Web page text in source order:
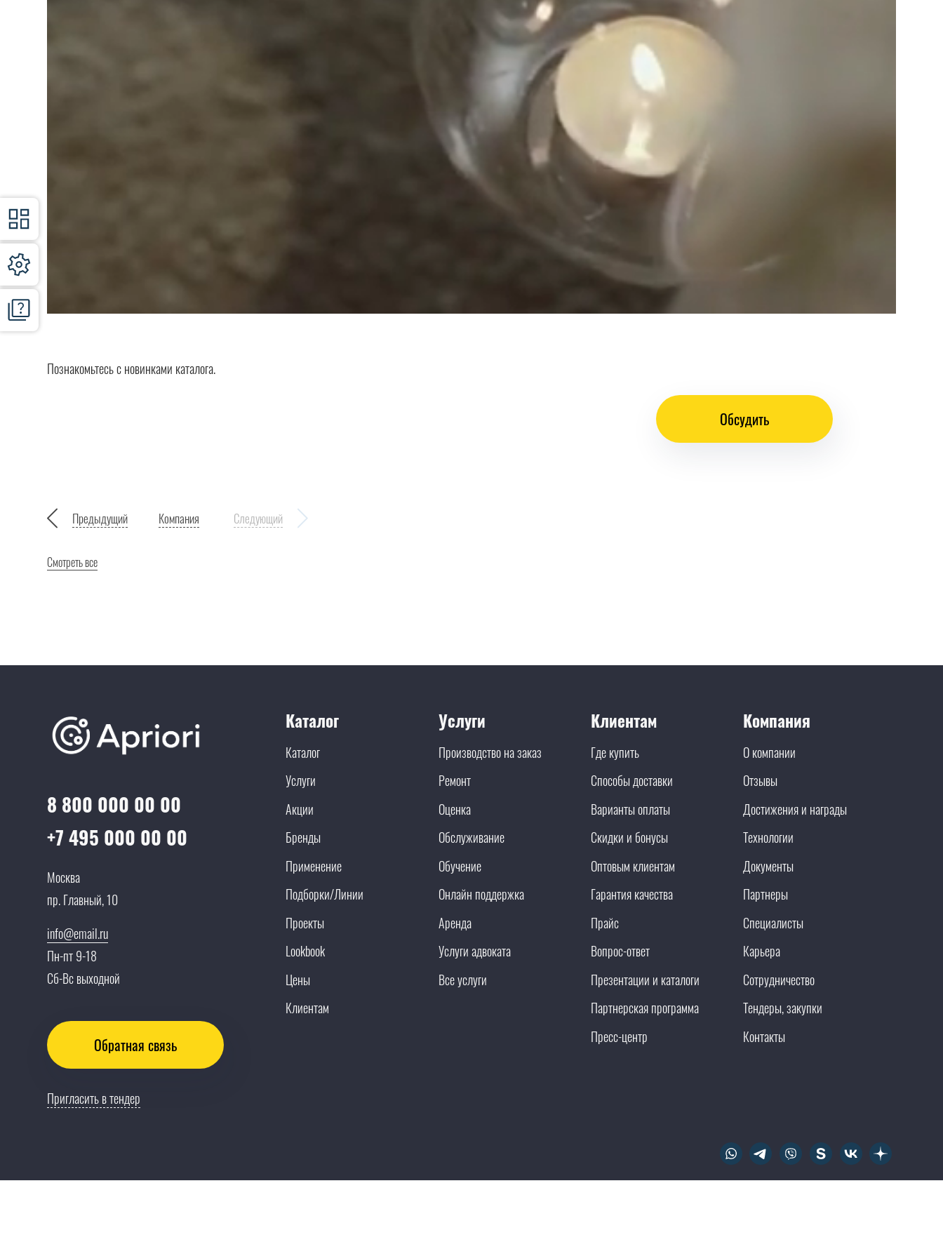
Обсудить
Познакомьтесь с новинками каталога.
Предыдущий Компания Следующий
Смотреть все
8 800 000 00 00
+7 495 000 00 00
Москва
пр. Главный, 10
info@email.ru
Пн-пт 9-18
Сб-Вс выходной
Обратная связь
Пригласить в тендер
Каталог
Каталог
Услуги
Акции
Бренды
Применение
Подборки/Линии
Проекты
Lookbook
Цены
Клиентам
Услуги
Производство на заказ
Ремонт
Оценка
Обслуживание
Обучение
Онлайн поддержка
Аренда
Услуги адвоката
Все услуги
Клиентам
Где купить
Способы доставки
Варианты оплаты
Скидки и бонусы
Оптовым клиентам
Гарантия качества
Прайс
Вопрос-ответ
Презентации и каталоги
Партнерская программа
Пресс-центр
Компания
О компании
Отзывы
Достижения и награды
Технологии
Документы
Партнеры
Специалисты
Карьера
Сотрудничество
Тендеры, закупки
Контакты